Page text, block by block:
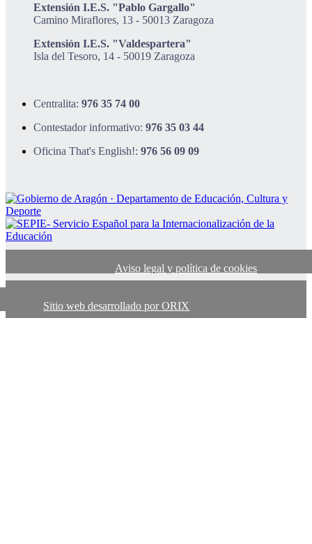
Extensión I.E.S. "Pablo Gargallo"
Camino Miraflores, 13 - 50013 Zaragoza
Extensión I.E.S. "Valdespartera"
Isla del Tesoro, 14 - 50019 Zaragoza
Centralita: 976 35 74 00
Contestador informativo: 976 35 03 44
Oficina That's English!: 976 56 09 09
Aviso legal y política de cookies
Sitio web desarrollado por ORIX